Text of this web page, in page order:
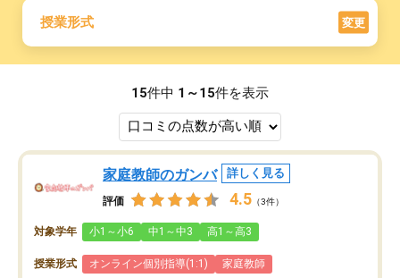
授業形式 変更
15件中 1～15件を表示
家庭教師のガンバ 詳しく見る
評価 4.5 （3件）
対象学年 小1～小6 中1～中3 高1～高3
授業形式 オンライン個別指導(1:1) 家庭教師